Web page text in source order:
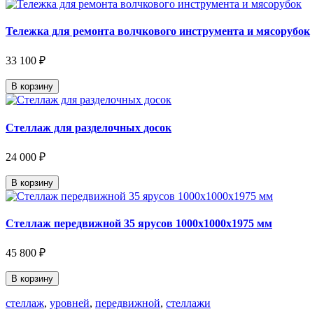
Тележка для ремонта волчкового инструмента и мясорубок
33 100 ₽
В корзину
Стеллаж для разделочных досок
24 000 ₽
В корзину
Стеллаж передвижной 35 ярусов 1000х1000х1975 мм
45 800 ₽
В корзину
стеллаж, уровней, передвижной, стеллажи